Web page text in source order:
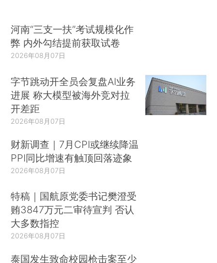
河南“三支一扶”考试规模化作
弊 内外勾结提前获取试卷
2026年08月07日
字节跳动开全员会复盘AI业务
进展 称大模型被海外竞对拉
开差距
2026年08月07日
财新调查｜7月CPI或继续降温
PPI同比增速有触顶回落迹象
2026年08月07日
特稿｜国航原党委书记樊澄受
贿3847万元二审待宣判 否认
大多数指控
2026年08月07日
泰国发生致命校园枪击案至少